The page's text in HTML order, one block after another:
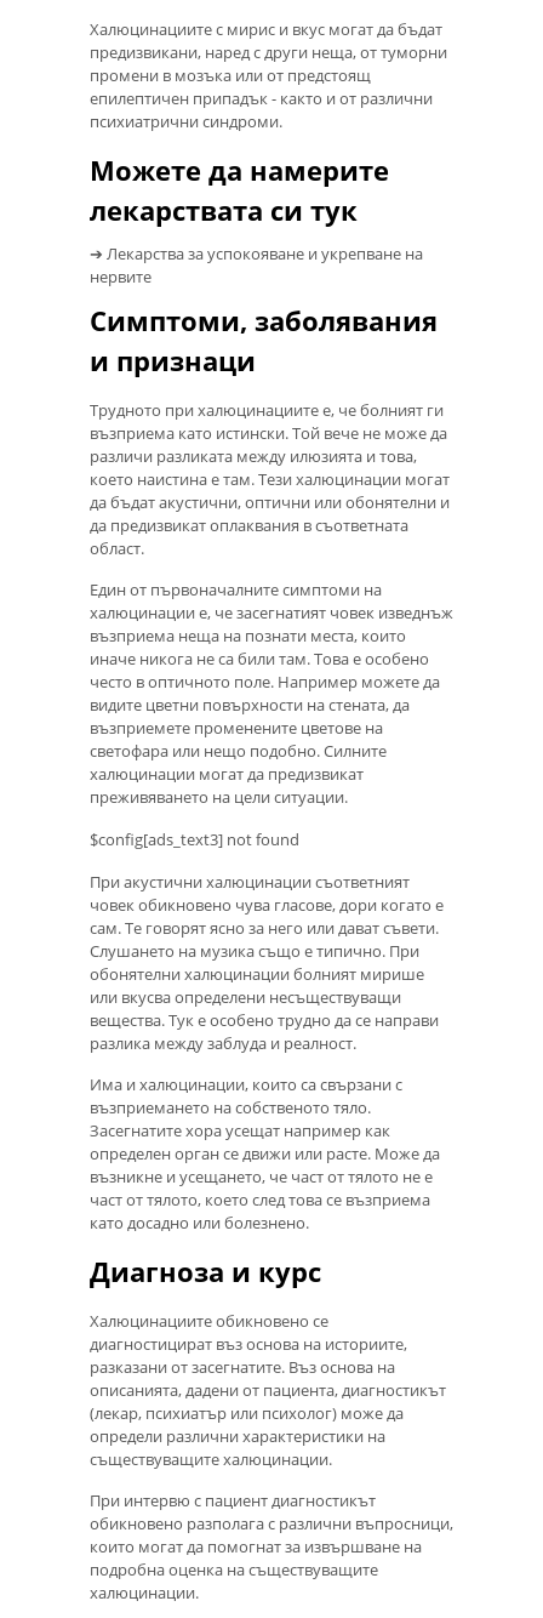
Халюцинациите с мирис и вкус могат да бъдат
предизвикани, наред с други неща, от туморни
промени в мозъка или от предстоящ
епилептичен припадък - както и от различни
психиатрични синдроми.
Можете да намерите
лекарствата си тук
➔ Лекарства за успокояване и укрепване на
нервите
Симптоми, заболявания
и признаци
Трудното при халюцинациите е, че болният ги
възприема като истински. Той вече не може да
различи разликата между илюзията и това,
което наистина е там. Тези халюцинации могат
да бъдат акустични, оптични или обонятелни и
да предизвикат оплаквания в съответната
област.
Един от първоначалните симптоми на
халюцинации е, че засегнатият човек изведнъж
възприема неща на познати места, които
иначе никога не са били там. Това е особено
често в оптичното поле. Например можете да
видите цветни повърхности на стената, да
възприемете променените цветове на
светофара или нещо подобно. Силните
халюцинации могат да предизвикат
преживяването на цели ситуации.
$config[ads_text3] not found
При акустични халюцинации съответният
човек обикновено чува гласове, дори когато е
сам. Те говорят ясно за него или дават съвети.
Слушането на музика също е типично. При
обонятелни халюцинации болният мирише
или вкусва определени несъществуващи
вещества. Тук е особено трудно да се направи
разлика между заблуда и реалност.
Има и халюцинации, които са свързани с
възприемането на собственото тяло.
Засегнатите хора усещат например как
определен орган се движи или расте. Може да
възникне и усещането, че част от тялото не е
част от тялото, което след това се възприема
като досадно или болезнено.
Диагноза и курс
Халюцинациите обикновено се
диагностицират въз основа на историите,
разказани от засегнатите. Въз основа на
описанията, дадени от пациента, диагностикът
(лекар, психиатър или психолог) може да
определи различни характеристики на
съществуващите халюцинации.
При интервю с пациент диагностикът
обикновено разполага с различни въпросници,
които могат да помогнат за извършване на
подробна оценка на съществуващите
халюцинации.